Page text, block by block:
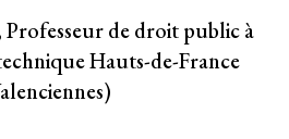
Professeur de droit public à
Hauts-de-France